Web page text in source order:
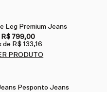
Leg Premium Jeans
R$ 799,00
de R$ 133,16
PRODUTO
Pesponto Jeans